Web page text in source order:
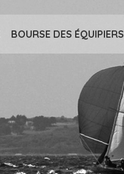
BOURSE DES ÉQUIPIERS